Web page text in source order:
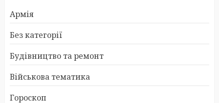
Армія
Без категорії
Будівництво та ремонт
Військова тематика
Гороскоп